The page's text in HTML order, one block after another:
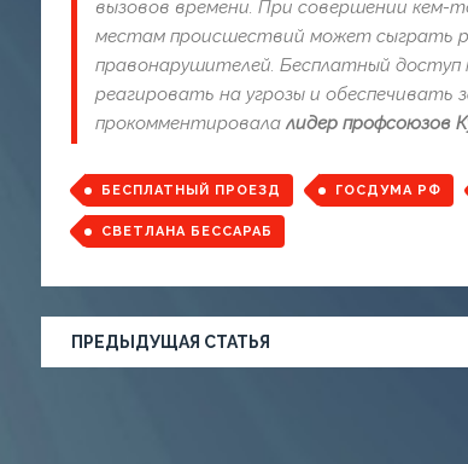
вызовов времени. При совершении кем-
местам происшествий может сыграть
правонарушителей. Бесплатный
реагировать на угрозы и
прокомментировала лидер профсоюзов
БЕСПЛАТНЫЙ ПРОЕЗД ГОСДУМА РФ
СВЕТЛАНА БЕССАРАБ
ПРЕДЫДУЩАЯ СТАТЬЯ